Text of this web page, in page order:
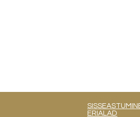
ERIALAD